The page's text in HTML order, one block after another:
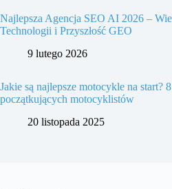
Najlepsza Agencja SEO AI 2026 –
Technologii i Przyszłość GEO
9 lutego 2026
Jakie są najlepsze motocykle na start?
początkujących motocyklistów
20 listopada 2025